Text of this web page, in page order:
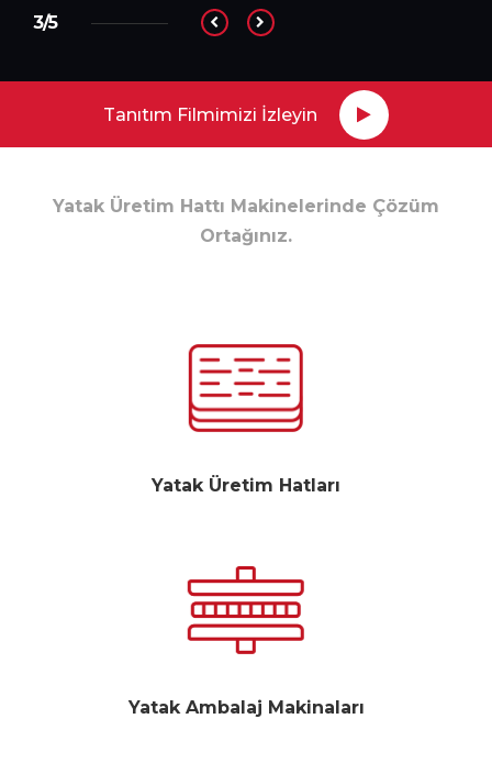
Tanıtım Filmimizi İzleyin
3/5
Yatak Üretim Hattı Makinelerinde Çözüm
Ortağınız.
Yatak Üretim Hatları
Yatak Ambalaj Makinaları